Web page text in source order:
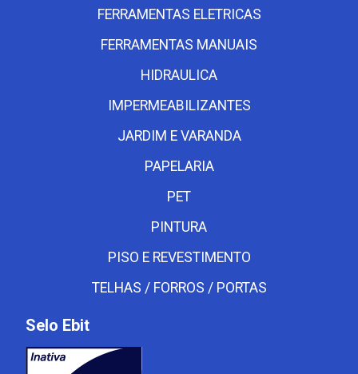
FERRAMENTAS ELETRICAS
FERRAMENTAS MANUAIS
HIDRAULICA
IMPERMEABILIZANTES
JARDIM E VARANDA
PAPELARIA
PET
PINTURA
PISO E REVESTIMENTO
TELHAS / FORROS / PORTAS
Selo Ebit